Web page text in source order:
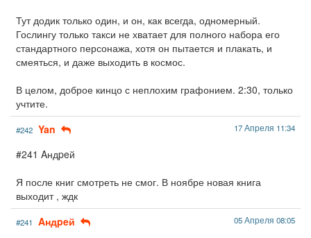
Тут додик только один, и он, как всегда, одномерный.
Гослингу только такси не хватает для полного набора его
стандартного персонажа, хотя он пытается и плакать, и
смеяться, и даже выходить в космос.
В целом, доброе кинцо с неплохим графонием. 2:30, только
учтите.
#242 Yan 17 Апреля 11:34
#241 Aндpeй
Я после книг смотреть не смог. В ноябре новая книга
выходит , ждк
#241 Aндpeй 05 Апреля 08:05